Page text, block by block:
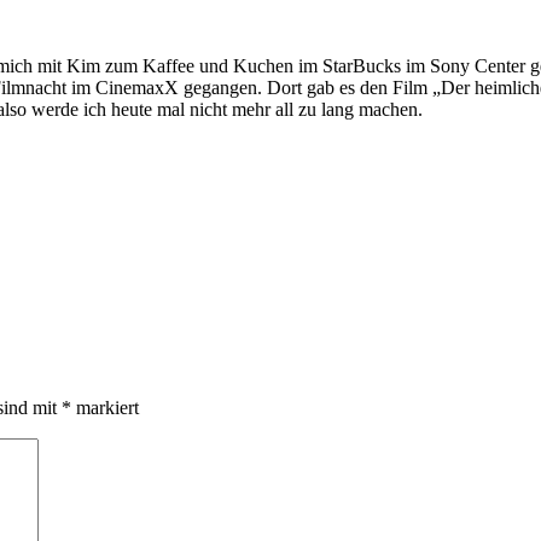
mit Kim zum Kaffee und Kuchen im StarBucks im Sony Center
im CinemaxX gegangen. Dort gab es den Film „Der
werde ich heute mal nicht mehr all zu lang machen.
mit * markiert